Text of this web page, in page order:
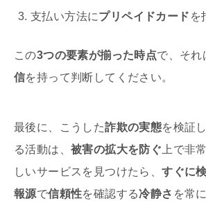
支払い方法にプリペイドカード を
この3つの要素が揃った時点で、それ
信を持って判断してください。
最後に、こうした詐欺の実態を検証
る活動は、 被害の拡大を防ぐ 上で非
しいサービスを見つけたら、すぐに
報源で信頼性を確認する冷静さ を常